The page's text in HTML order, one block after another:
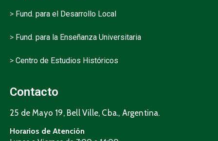
> Fund. para el Desarrollo Local
> Fund. para la Enseñanza Universitaria
> Centro de Estudios Históricos
Contacto
25 de Mayo 19, Bell Ville, Cba., Argentina.
Horarios de Atención